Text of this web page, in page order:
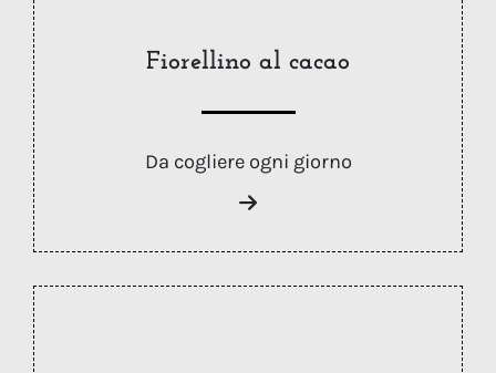
Fiorellino al cacao
Da cogliere ogni giorno